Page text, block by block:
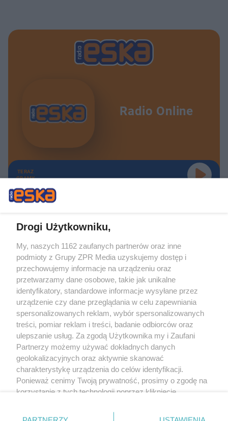
Radio Online
TERAZ
GRAMY
Żaden utwór zamieszczony w serwisie nie może być powielany i
rozpowszechniany lub dalej rozpowszechniany w jakikolwiek sposób (w
tym także elektroniczny lub mechaniczny) na jakimkolwiek polu
eksploatacji w jakiejkolwiek formie, włącznie z umieszczaniem w Internecie
bez pisemnej zgody właściciela praw. Jakiekolwiek użycie lub
wykorzystanie utworów w całości lub w części z naruszeniem prawa, tzn.
bez właściwej zgody, jest zabronione pod groźbą kary i może być ścigane
prawnie.
O nas
Drogi Użytkowniku,
My, naszych 1162 zaufanych partnerów oraz inne
podmioty z Grupy ZPR Media uzyskujemy dostęp i
przechowujemy informacje na urządzeniu oraz
przetwarzamy dane osobowe, takie jak unikalne
identyfikatory, standardowe informacje wysyłane przez
urządzenie czy dane przeglądania w celu zapewniania
spersonalizowanych reklam, wybór spersonalizowanych
treści, pomiar reklam i treści, badanie odbiorców oraz
ulepszanie usług. Za zgodą Użytkownika my i Zaufani
Partnerzy możemy używać dokładnych danych
geolokalizacyjnych oraz aktywnie skanować
charakterystykę urządzenia do celów identyfikacji.
Ponieważ cenimy Twoją prywatność, prosimy o zgodę na
korzystanie z tych technologii poprzez kliknięcie
zmienić/wycofać klikając przycisk ustawień prywatności